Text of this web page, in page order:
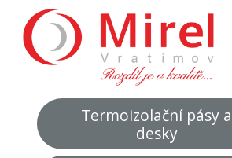
Termoizolační pásy a
desky